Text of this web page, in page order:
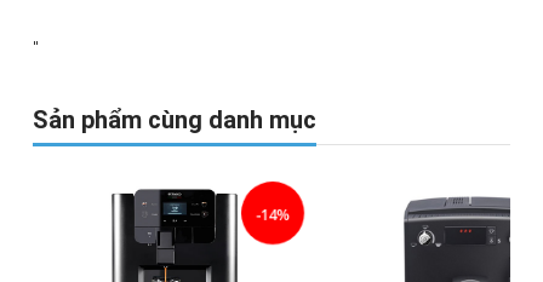
"
Sản phẩm cùng danh mục
-14%